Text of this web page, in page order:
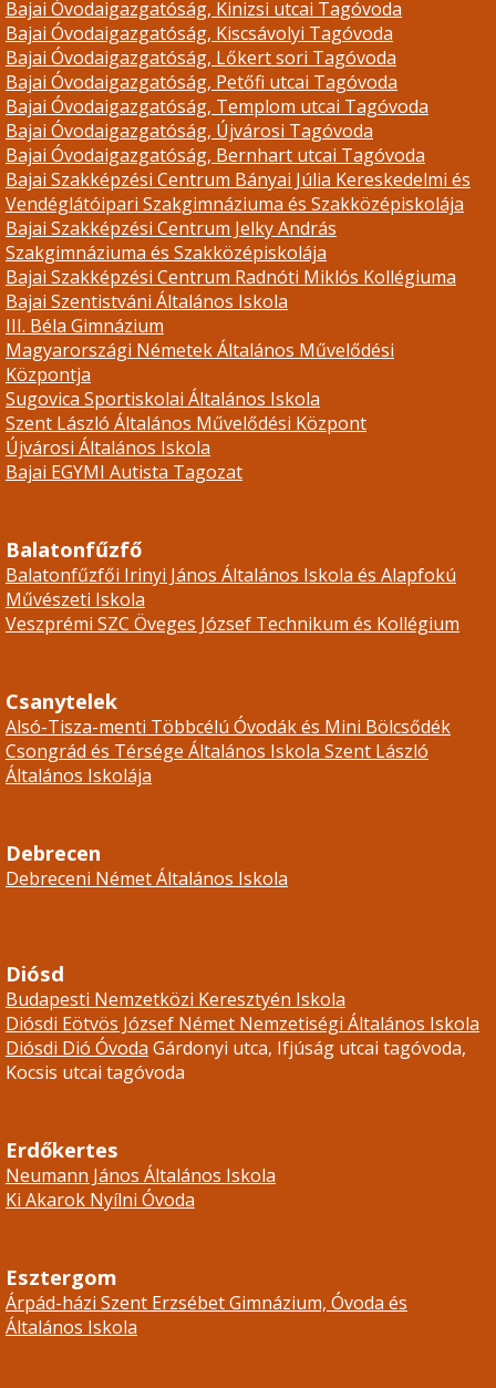
Bajai Óvodaigazgatóság, Kinizsi utcai Tagóvoda
Bajai Óvodaigazgatóság, Kiscsávolyi Tagóvoda
Bajai Óvodaigazgatóság, Lőkert sori Tagóvoda
Bajai Óvodaigazgatóság, Petőfi utcai Tagóvoda
Bajai Óvodaigazgatóság, Templom utcai Tagóvoda
Bajai Óvodaigazgatóság, Újvárosi Tagóvoda
Bajai Óvodaigazgatóság, Bernhart utcai Tagóvoda
Bajai Szakképzési Centrum Bányai Júlia Kereskedelmi és
Vendéglátóipari Szakgimnáziuma és Szakközépiskolája
Bajai Szakképzési Centrum Jelky András
Szakgimnáziuma és Szakközépiskolája
Bajai Szakképzési Centrum Radnóti Miklós Kollégiuma
Bajai Szentistváni Általános Iskola
III. Béla Gimnázium
Magyarországi Németek Általános Művelődési
Központja
Sugovica Sportiskolai Általános Iskola
Szent László Általános Művelődési Központ
Újvárosi Általános Iskola
Bajai EGYMI Autista Tagozat
Balatonfűzfő
Balatonfűzfői Irinyi János Általános Iskola és Alapfokú
Művészeti Iskola
Veszprémi SZC Öveges József Technikum és Kollégium
Csanytelek
Alsó-Tisza-menti Többcélú Óvodák és Mini Bölcsődék
Csongrád és Térsége Általános Iskola Szent László
Általános Iskolája
Debrecen
Debreceni Német Általános Iskola
Diósd
Budapesti Nemzetközi Keresztyén Iskola
Diósdi Eötvös József Német Nemzetiségi Általános Iskola
Diósdi Dió Óvoda Gárdonyi utca, Ifjúság utcai tagóvoda,
Kocsis utcai tagóvoda
Erdőkertes
Neumann János Általános Iskola
Ki Akarok Nyílni Óvoda
Esztergom
Árpád-házi Szent Erzsébet Gimnázium, Óvoda és
Általános Iskola